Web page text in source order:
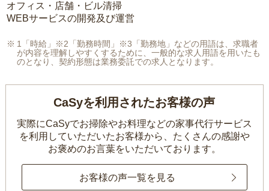
オフィス・店舗・ビル清掃
WEBサービスの開発及び運営
1「時給」※2「勤務時間」※3「勤務地」などの用語は、求職者
が内容を理解しやすくするために、一般的な求人用語を用いたも
のとなり、契約形態は業務委託での求人となります。
CaSyを利用されたお客様の声
実際にCaSyでお掃除やお料理などの家事代行サービス
を利用していただいたお客様から、 たくさんの感謝や
お褒めのお言葉をいただいております。
お客様の声一覧を見る